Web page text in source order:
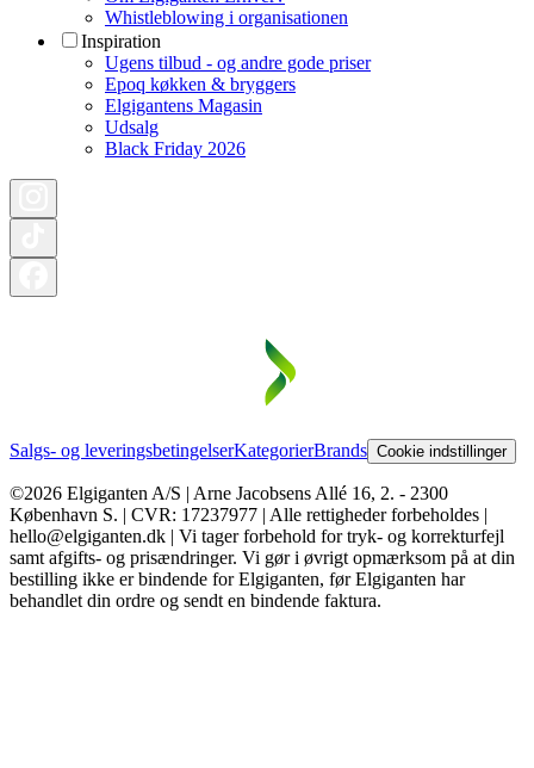
Whistleblowing i organisationen
Inspiration
Ugens tilbud - og andre gode priser
Epoq køkken & bryggers
Elgigantens Magasin
Udsalg
Black Friday 2026
Salgs- og leveringsbetingelserKategorierBrands Cookie indstillinger
©2026 Elgiganten A/S | Arne Jacobsens Allé 16, 2. - 2300
København S. | CVR: 17237977 | Alle rettigheder forbeholdes |
hello@elgiganten.dk | Vi tager forbehold for tryk- og korrekturfejl
samt afgifts- og prisændringer. Vi gør i øvrigt opmærksom på at din
bestilling ikke er bindende for Elgiganten, før Elgiganten har
behandlet din ordre og sendt en bindende faktura.